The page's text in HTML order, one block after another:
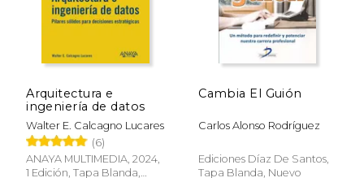
Arquitectura e
ingeniería de datos
Walter E. Calcagno Lucares
(6)
ANAYA MULTIMEDIA, 2024,
1 Edición, Tapa Blanda,
Cambia El Guión
Carlos Alonso Rodríguez
Ediciones Díaz De Santos,
Tapa Blanda, Nuevo